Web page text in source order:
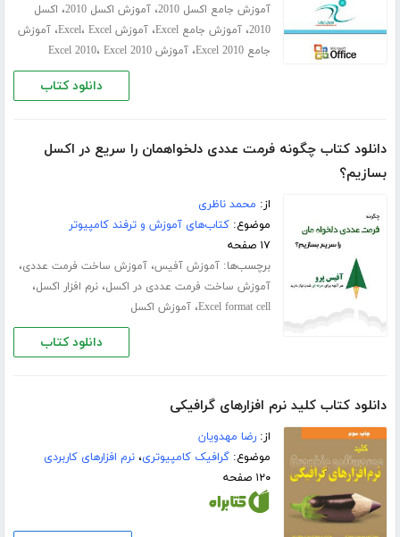
آموزش جامع اکسل 2010 ،آموزش اکسل 2010 ، اکسل
2010،آموزش جامع Excel ،آموزش Excel ، Excel ،آموزش
جامع Excel 2010
،آموزش Excel 2010 ، Excel 2010
دانلود کتاب
دانلود کتاب چگونه فرمت عددی دلخواهمان را سریع در اکسل
بسازیم؟
از: محمد ناظری
موضوع:کتاب‌های آموزش و ترفند کامپیوتر
۱۷ صفحه
برچسب‌ها:آموزش آفیس،آموزش ساخت فرمت عددی،
آموزش ساخت فرمت عددی در اکسل،نرم افزار اکسل،
Excel format cell،آموزش اکسل
دانلود کتاب
دانلود کتاب کلید نرم افزارهای گرافیکی
از:رضا مهدویان
موضوع:گرافیک کامپیوتری،نرم افزارهای کاربردی
۱۲۰ صفحه